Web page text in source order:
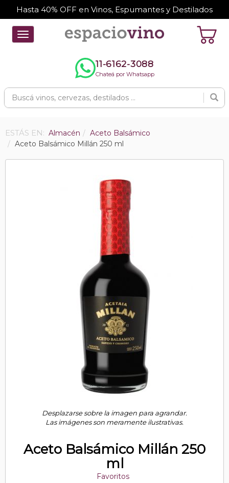
Hasta 40% OFF en Vinos, Espumantes y Destilados
Toggle
navigation
11-6162-3088
Chateá por Whatsapp
ESTÁS EN: Almacén
Aceto Balsámico
Aceto Balsámico Millán 250 ml
Desplazarse sobre la imagen para agrandar.
Las imágenes son meramente ilustrativas.
Aceto Balsámico Millán 250
ml
Favoritos